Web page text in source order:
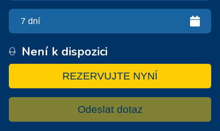
0 Není k dispozici
REZERVUJTE NYNÍ
Odeslat dotaz